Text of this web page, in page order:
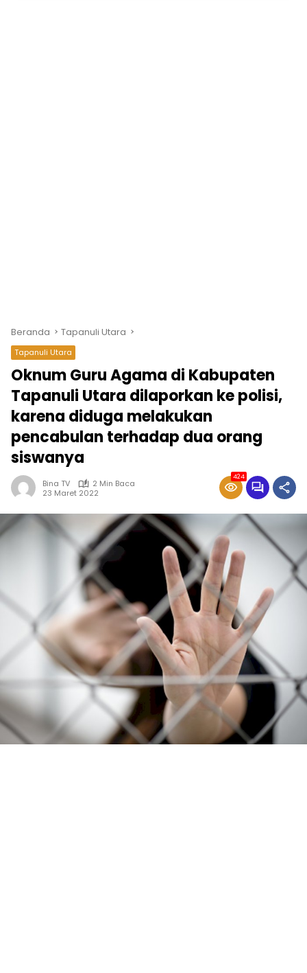
Beranda Tapanuli Utara
Tapanuli Utara
Oknum Guru Agama di Kabupaten
Tapanuli Utara dilaporkan ke polisi,
karena diduga melakukan
pencabulan terhadap dua orang
siswanya
Bina TV
2 Min Baca
23 Maret 2022
424